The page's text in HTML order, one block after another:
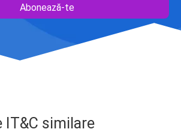
Abonează-te
IT&C similare